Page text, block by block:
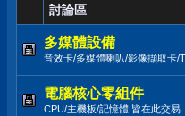
討論區
多媒體設備
音效卡/多媒體喇叭/影像擷取卡/
電腦核心零組件
CPU/主機板/記憶體 皆在此交易